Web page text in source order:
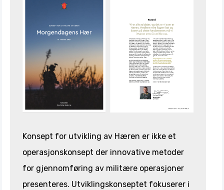
Konsept for utvikling av Hæren er ikke et
operasjonskonsept der innovative metoder
for gjennomføring av militære operasjoner
presenteres. Utviklingskonseptet fokuserer i